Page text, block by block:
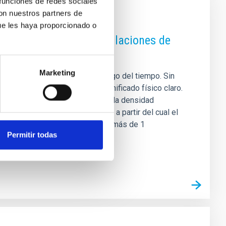
nuestros partners de
les haya proporcionado o
Marketing
Permitir todas
las galaxias con simulaciones de
y evolucionaron a lo largo del tiempo. Sin
carecen de un significado físico claro.
el radio R 1 , donde la densidad
el umbral necesario a partir del cual el
Arjona-Gálvez+25 emplean más de 1